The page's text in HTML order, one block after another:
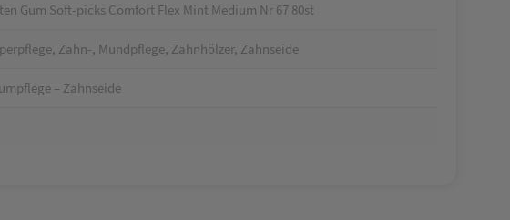
Gum Soft-picks Comfort Flex Mint Medium Nr 67 80st
Zahn-, Mundpflege, Zahnhölzer, Zahnseide
– Zahnseide